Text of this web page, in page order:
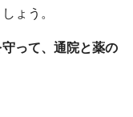
ょう。
って、通院と薬の